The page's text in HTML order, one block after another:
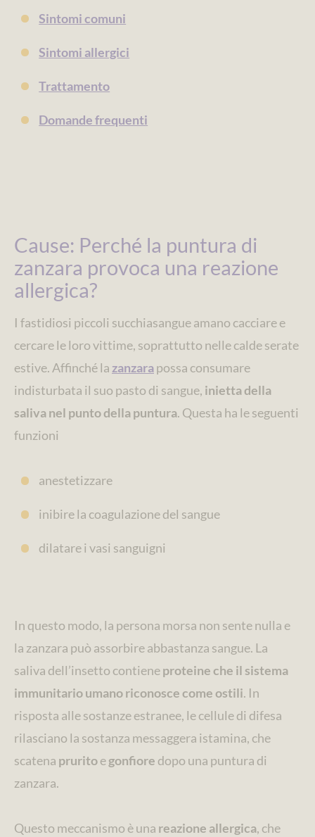
Sintomi comuni
Sintomi allergici
Trattamento
Domande frequenti
Cause: Perché la puntura di
zanzara provoca una reazione
allergica?
I fastidiosi piccoli succhiasangue amano cacciare e
cercare le loro vittime, soprattutto nelle calde serate
estive. Affinché la zanzarapossa consumare
indisturbata il suo pasto di sangue, inietta della
saliva nel punto della puntura. Questa ha le seguenti
funzioni
anestetizzare
inibire la coagulazione del sangue
dilatare i vasi sanguigni
In questo modo, la persona morsa non sente nulla e
la zanzara può assorbire abbastanza sangue. La
saliva dell’insetto contieneproteine che il sistema
immunitario umano riconosce come ostili. In
risposta alle sostanze estranee, le cellule di difesa
rilasciano la sostanza messaggera istamina, che
scatena pruritoegonfiore dopo una puntura di
zanzara.
Questo meccanismo è una reazione allergica, che